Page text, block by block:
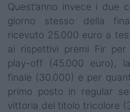
Quest’anno invece i due
giorno stesso della
ricevuto 25.000 euro a
ai rispettivi premi Fir per
play-off (45.000 euro),
finale (30.000) e per
primo posto in regular
vittoria del titolo tricolore